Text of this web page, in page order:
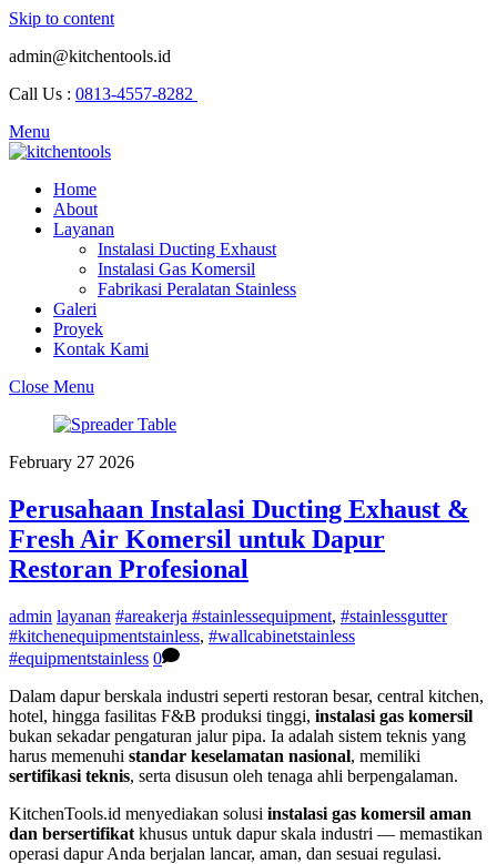
Skip to content
admin@kitchentools.id
Call Us : 0813-4557-8282
Menu
Home
About
Layanan
Instalasi Ducting Exhaust
Instalasi Gas Komersil
Fabrikasi Peralatan Stainless
Galeri
Proyek
Kontak Kami
Close Menu
February 27 2026
Perusahaan Instalasi Ducting Exhaust &
Fresh Air Komersil untuk Dapur
Restoran Profesional
admin layanan #areakerja #stainlessequipment, #stainlessgutter
#kitchenequipmentstainless, #wallcabinetstainless
#equipmentstainless 0
Dalam dapur berskala industri seperti restoran besar, central kitchen,
hotel, hingga fasilitas F&B produksi tinggi, instalasi gas komersil
bukan sekadar pengaturan jalur pipa. Ia adalah sistem teknis yang
harus memenuhi standar keselamatan nasional, memiliki
sertifikasi teknis, serta disusun oleh tenaga ahli berpengalaman.
KitchenTools.id menyediakan solusi instalasi gas komersil aman
dan bersertifikat khusus untuk dapur skala industri — memastikan
operasi dapur Anda berjalan lancar, aman, dan sesuai regulasi.